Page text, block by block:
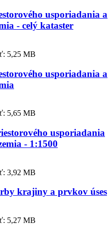
usporiadania a
- celý kataster
5,25 MB
usporiadania a
5,65 MB
usporiadania
- 1:1500
3,92 MB
krajiny a prvkov úses
5,27 MB